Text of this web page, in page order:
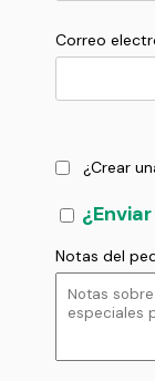
Correo
¿Crear
Notas del